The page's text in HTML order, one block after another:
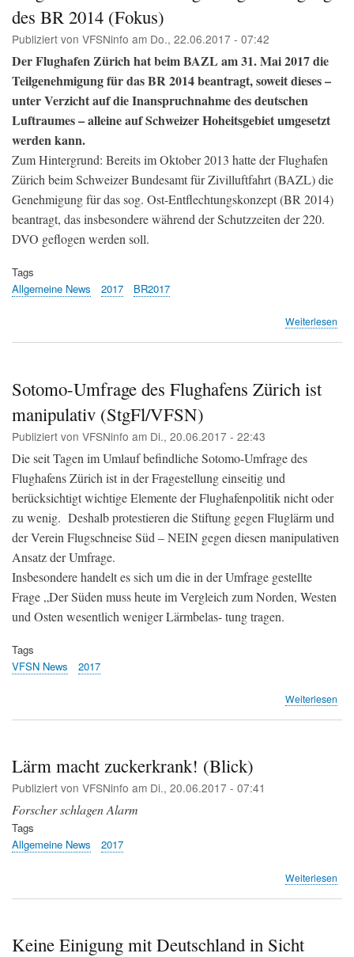
des BR 2014 (Fokus)
Publiziert von VFSNinfo am Do., 22.06.2017 - 07:42
Der Flughafen Zürich hat beim BAZL am 31. Mai 2017 die
Teilgenehmigung für das BR 2014 beantragt, soweit dieses –
unter Verzicht auf die Inanspruchnahme des deutschen
Luftraumes – alleine auf Schweizer Hoheitsgebiet umgesetzt
werden kann.
Zum Hintergrund: Bereits im Oktober 2013 hatte der Flughafen
Zürich beim Schweizer Bundesamt für Zivilluftfahrt (BAZL) die
Genehmigung für das sog. Ost-Entflechtungskonzept (BR 2014)
beantragt, das insbesondere während der Schutzzeiten der 220.
DVO geflogen werden soll.
Tags
Allgemeine News
2017 BR2017
Weiterlesen
Sotomo-Umfrage des Flughafens Zürich ist
manipulativ (StgFl/VFSN)
Publiziert von VFSNinfo am Di., 20.06.2017 - 22:43
Die seit Tagen im Umlauf befindliche Sotomo-Umfrage des
Flughafens Zürich ist in der Fragestellung einseitig und
berücksichtigt wichtige Elemente der Flughafenpolitik nicht oder
zu wenig. Deshalb protestieren die Stiftung gegen Fluglärm und
der Verein Flugschneise Süd – NEIN gegen diesen manipulativen
Ansatz der Umfrage.
Insbesondere handelt es sich um die in der Umfrage gestellte
Frage „Der Süden muss heute im Vergleich zum Norden, Westen
und Osten wesentlich weniger Lärmbelas- tung tragen.
Tags
VFSN News
2017
Weiterlesen
Lärm macht zuckerkrank! (Blick)
Publiziert von VFSNinfo am Di., 20.06.2017 - 07:41
Forscher schlagen Alarm
Tags
Allgemeine News
2017
Weiterlesen
Keine Einigung mit Deutschland in Sicht